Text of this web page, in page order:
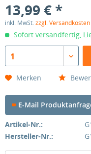
13,99 € *
inkl. MwSt.zzgl. Versandkosten
Sofort versandfertig,
1
Merken
E-Mail
Artikel-Nr.:
Hersteller-Nr.: